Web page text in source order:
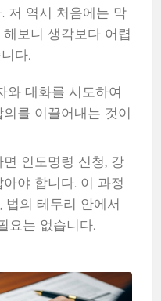
저 역시 처음에는 막
보니 생각보다 어렵
다.
와 대화를 시도하여
를 이끌어내는 것이
인도명령 신청, 강
야 합니다. 이 과정
법의 테두리 안에서
요는 없습니다.